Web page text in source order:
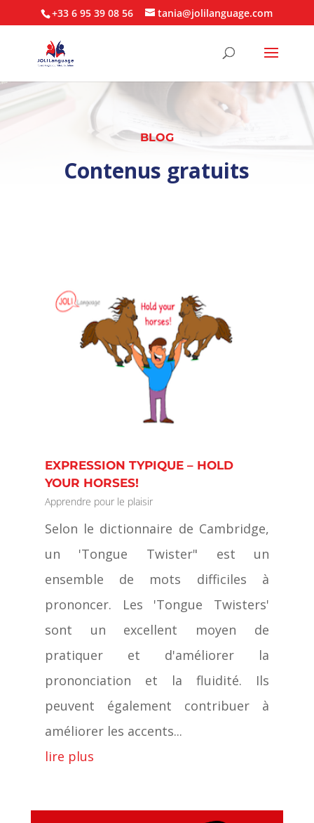
+33 6 95 39 08 56 tania@jolilanguage.com
BLOG
Contenus gratuits
EXPRESSION TYPIQUE – HOLD
YOUR HORSES!
Apprendre pour le plaisir
Selon le dictionnaire de Cambridge,
un 'Tongue Twister" est un
ensemble de mots difficiles à
prononcer. Les 'Tongue Twisters'
sont un excellent moyen de
pratiquer et d'améliorer la
prononciation et la fluidité. Ils
peuvent également contribuer à
améliorer les accents...
lire plus